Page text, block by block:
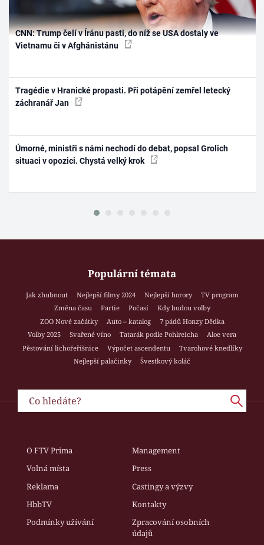
CNN: Trump čelí v Íránu pasti, do níž se USA dostaly ve
Vietnamu či v Afghánistánu
Tragédie v Hranické propasti. Při potápění zemřel letecký
záchranář Jan
Úmorné, ministři s námi nechodí do debat, popsal Grolich
situaci v opozici. Chystá velký krok
Populární témata
Jak zhubnout Nejlepší filmy 2024 Nejlepší horory
TV program
Změna času
Partie Počasí
Kdy budou volby
ZOO Nové začátky
Auto – katalog
7 pádů Honzy Dědka
Volby 2025
Svařené víno Tatarák podle Pohlreicha
Aloe vera
Pěstování lichořeřišnice
Výpočet ascendentu
Tvarohové knedlíky
Nejlepší palačinky
Švestkový koláč
O FTV Prima
Management
Volná místa
Press
Reklama
Castingy a výzvy
HbbTV
Kontakty
Podmínky užívání
Zpracování osobních
údajů